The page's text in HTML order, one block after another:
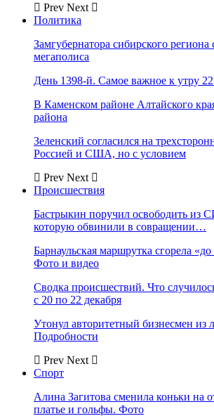
Prev Next
Политика
Замгубернатора сибирского региона
мегаполиса
День 1398-й. Самое важное к утру 22
В Каменском районе Алтайского
района
Зеленский согласился на
Россией и США, но с условием
Prev Next
Происшествия
Бастрыкин поручил освободить из
которую обвинили в совращении…
Барнаульская маршрутка сгорела
Фото и видео
Сводка происшествий. Что
с 20 по 22 декабря
Утонул авторитетный бизнесмен из
Подробности
Prev Next
Спорт
Алина Загитова сменила коньки на
платье и гольфы. Фото